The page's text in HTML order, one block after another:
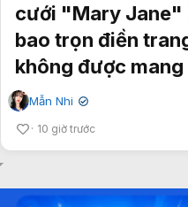
cưới "Mary Jane"
bao trọn điền
không được
Mẫn Nhi ✔
10 giờ trước